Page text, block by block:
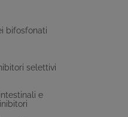
bifosfonati
selettivi
e